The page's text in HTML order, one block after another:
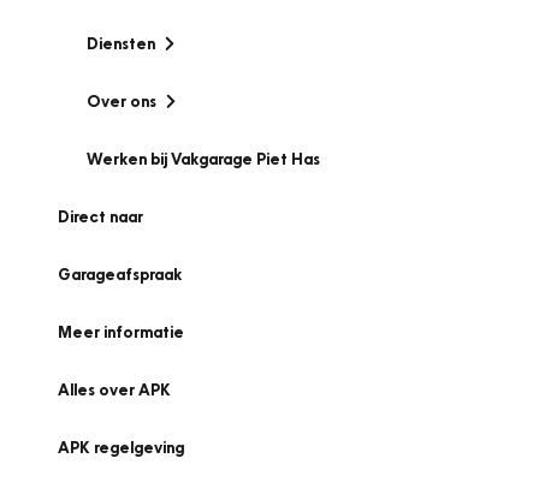
Diensten
Over ons
Werken bij Vakgarage Piet Has
Direct naar
Garageafspraak
Meer informatie
Alles over APK
APK regelgeving